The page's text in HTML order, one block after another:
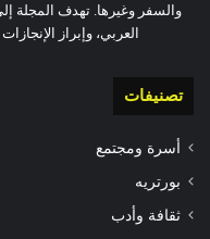
والسفر وغيرها. تهدف المجلة
العربي، وإبراز
تصنيفات
أسرة ومجتمع
بورتريه
ثقافة وأدب